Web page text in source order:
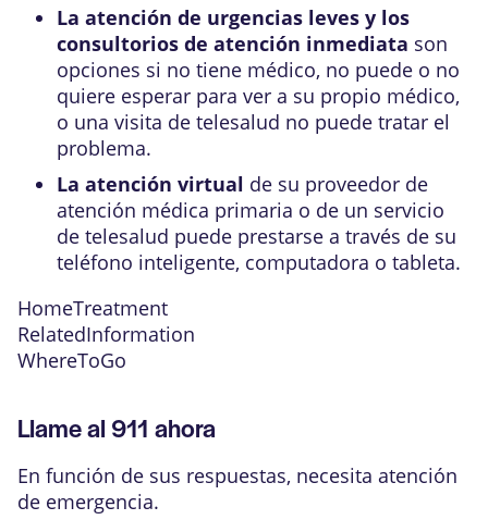
La atención de urgencias leves y los
consultorios de atención inmediata son
opciones si no tiene médico, no puede o no
quiere esperar para ver a su propio médico,
o una visita de telesalud no puede tratar el
problema.
La atención virtual de su proveedor de
atención médica primaria o de un servicio
de telesalud puede prestarse a través de su
teléfono inteligente, computadora o tableta.
HomeTreatment
RelatedInformation
WhereToGo
Llame al 911 ahora
En función de sus respuestas, necesita atención
de emergencia.